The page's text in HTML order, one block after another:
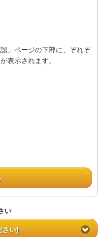
」ページの下部に、ぞれぞ
表示されます。
い
さい)